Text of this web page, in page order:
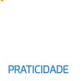
PRATICIDADE